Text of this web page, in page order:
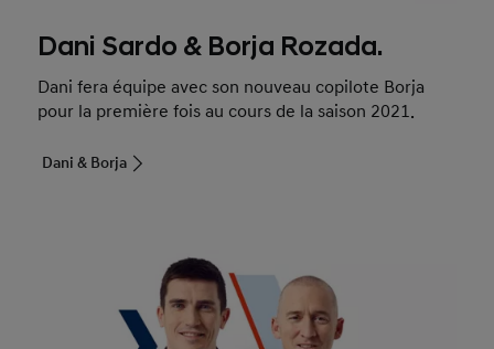
Dani Sardo & Borja Rozada.
Dani fera équipe avec son nouveau copilote Borja
pour la première fois au cours de la saison 2021.
Dani & Borja